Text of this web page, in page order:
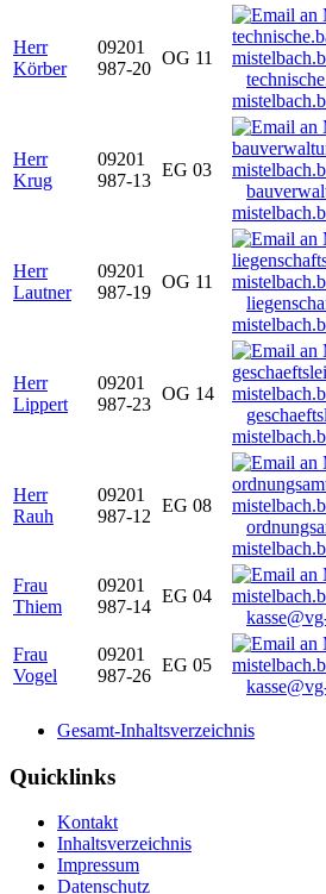
Herr
Körber
09201
987-20
OG 11
Herr
Krug
09201
987-13
EG 03
Herr
Lautner
09201
987-19
OG 11
Herr
Lippert
09201
987-23
OG 14
Herr
Rauh
09201
987-12
EG 08
Frau
Thiem
09201
987-14
EG 04
Frau
Vogel
09201
987-26
EG 05
Gesamt-Inhaltsverzeichnis
Quicklinks
Kontakt
Inhaltsverzeichnis
Impressum
Datenschutz